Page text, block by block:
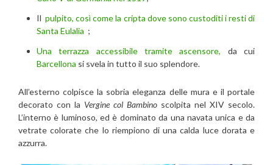
Ilpulpito, così come la cripta dove sono custoditi i resti di
Santa Eulalia ;
Una terrazza accessibile tramite ascensore, da cui
Barcellona si svela in tutto il suo splendore.
All’esterno colpisce la sobria eleganza delle mura e il portale
decorato con la Vergine col Bambino scolpita nel XIV secolo.
L’interno è luminoso, ed è dominato da una navata unica e da
vetrate colorate che lo riempiono di una calda luce dorata e
azzurra.